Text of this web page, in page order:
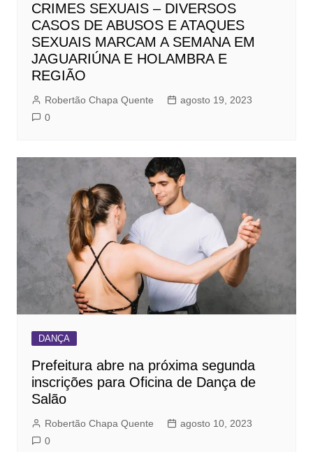
CRIMES SEXUAIS – DIVERSOS
CASOS DE ABUSOS E ATAQUES
SEXUAIS MARCAM A SEMANA EM
JAGUARIÚNA E HOLAMBRA E
REGIÃO
Robertão Chapa Quente
agosto 19, 2023
0
DANÇA
Prefeitura abre na próxima segunda
inscrições para Oficina de Dança de
Salão
Robertão Chapa Quente
agosto 10, 2023
0